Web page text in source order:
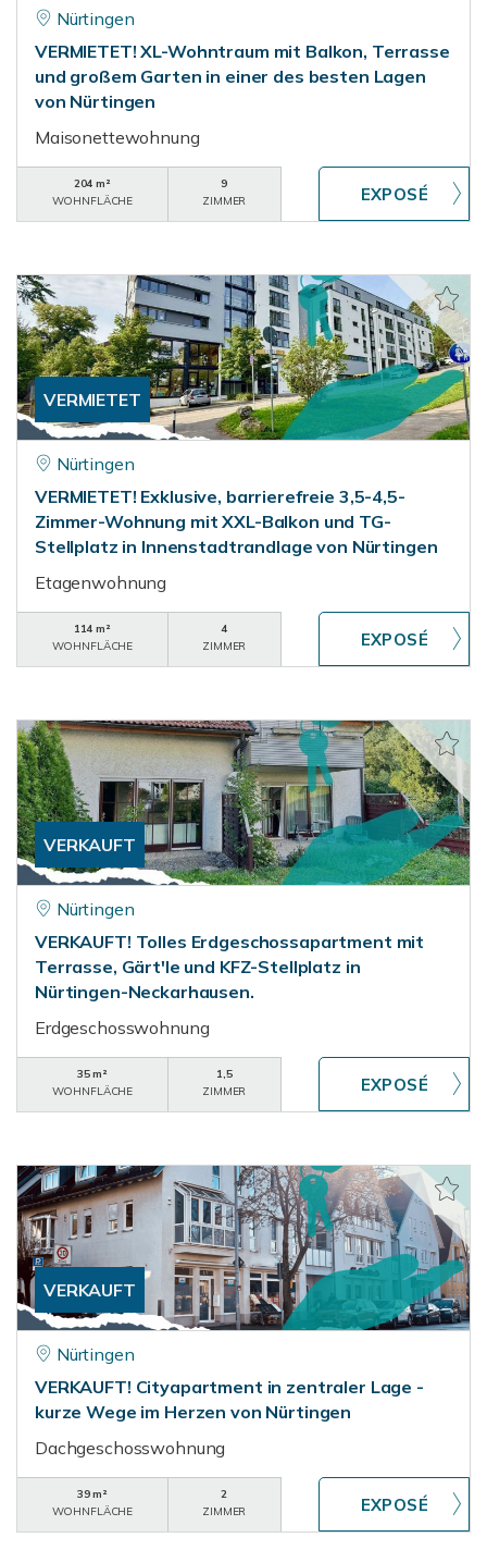
Nürtingen
VERMIETET! XL-Wohntraum mit Balkon, Terrasse
und großem Garten in einer des besten Lagen
von Nürtingen
Maisonettewohnung
204 m²
WOHNFLÄCHE
9
ZIMMER
VERMIETET
Nürtingen
VERMIETET! Exklusive, barrierefreie 3,5-4,5-
Zimmer-Wohnung mit XXL-Balkon und TG-
Stellplatz in Innenstadtrandlage von Nürtingen
Etagenwohnung
114 m²
WOHNFLÄCHE
4
ZIMMER
VERKAUFT
Nürtingen
VERKAUFT! Tolles Erdgeschossapartment mit
Terrasse, Gärt'le und KFZ-Stellplatz in
Nürtingen-Neckarhausen.
Erdgeschosswohnung
35 m²
WOHNFLÄCHE
1,5
ZIMMER
VERKAUFT
Nürtingen
VERKAUFT! Cityapartment in zentraler Lage -
kurze Wege im Herzen von Nürtingen
Dachgeschosswohnung
39 m²
WOHNFLÄCHE
2
ZIMMER